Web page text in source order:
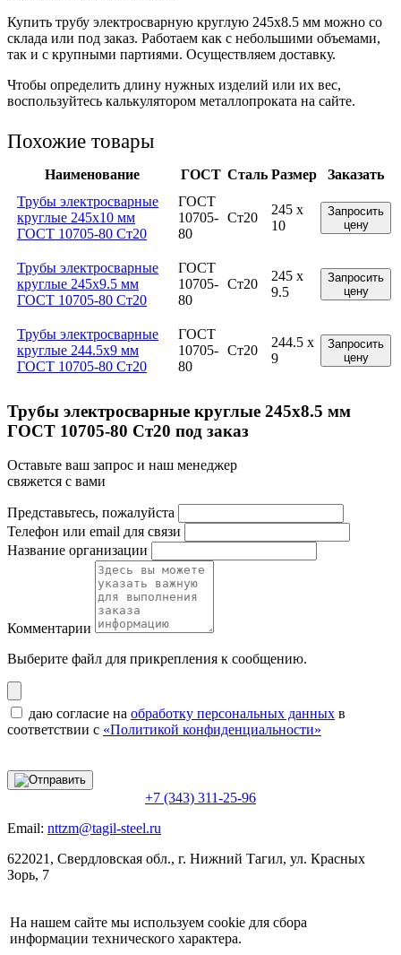
Купить трубу электросварную круглую 245х8.5 мм можно со
склада или под заказ. Работаем как с небольшими объемами,
так и с крупными партиями. Осуществляем доставку.
Чтобы определить длину нужных изделий или их вес,
воспользуйтесь калькулятором металлопроката на сайте.
Похожие товары
Наименование ГОСТ Сталь Размер
Заказать
Трубы электросварные
круглые 245x10 мм
ГОСТ 10705-80 Ст20
ГОСТ
10705-
80
Ст20
245 x
10
Запросить
цену
Трубы электросварные
круглые 245x9.5 мм
ГОСТ 10705-80 Ст20
ГОСТ
10705-
80
Ст20
245 x
9.5
Запросить
цену
Трубы электросварные
круглые 244.5x9 мм
ГОСТ 10705-80 Ст20
ГОСТ
10705-
80
Ст20
244.5 x
9
Запросить
цену
Трубы электросварные круглые 245x8.5 мм
ГОСТ 10705-80 Ст20 под заказ
Оставьте ваш запрос и наш менеджер
свяжется с вами
Представьтесь, пожалуйста
Телефон или email для связи
Название организации
Комментарии
Выберите файл для прикрепления к сообщению.
даю согласие на обработку персональных данных в
соответствии с «Политикой конфиденциальности»
+7 (343) 311-25-96
Email: nttzm@tagil-steel.ru
622021, Свердловская обл., г. Нижний Тагил, ул. Красных
Зорь, 7
На нашем сайте мы используем cookie для сбора
информации технического характера.